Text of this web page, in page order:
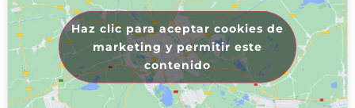
Haz clic para aceptar cookies de
marketing y permitir este
contenido